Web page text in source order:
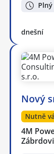
dnešní
Nový
Nutně
4M